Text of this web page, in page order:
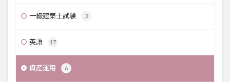
一級建築士試験 3
英語 17
資産運用 6